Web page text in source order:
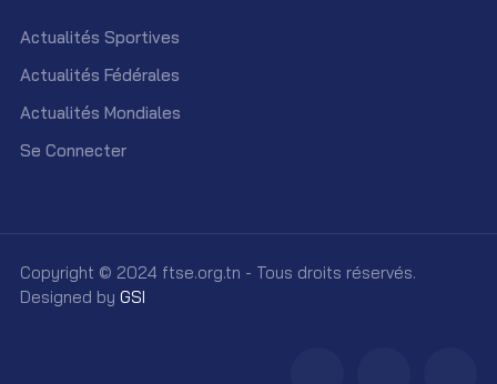
Actualités Sportives
Actualités Fédérales
Actualités Mondiales
Se Connecter
Copyright © 2024 ftse.org.tn - Tous droits réservés.
Designed by GSI